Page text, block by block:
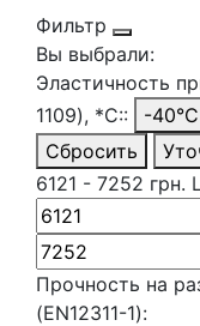
Фильтр
Вы выбрали:
Эластичность
1109), *С::
-40°C
Сбросить
6121 - 7252 грн.
Прочность на
(EN12311-1):